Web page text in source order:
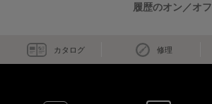
履歴のオン／オフ
カタログ 修理